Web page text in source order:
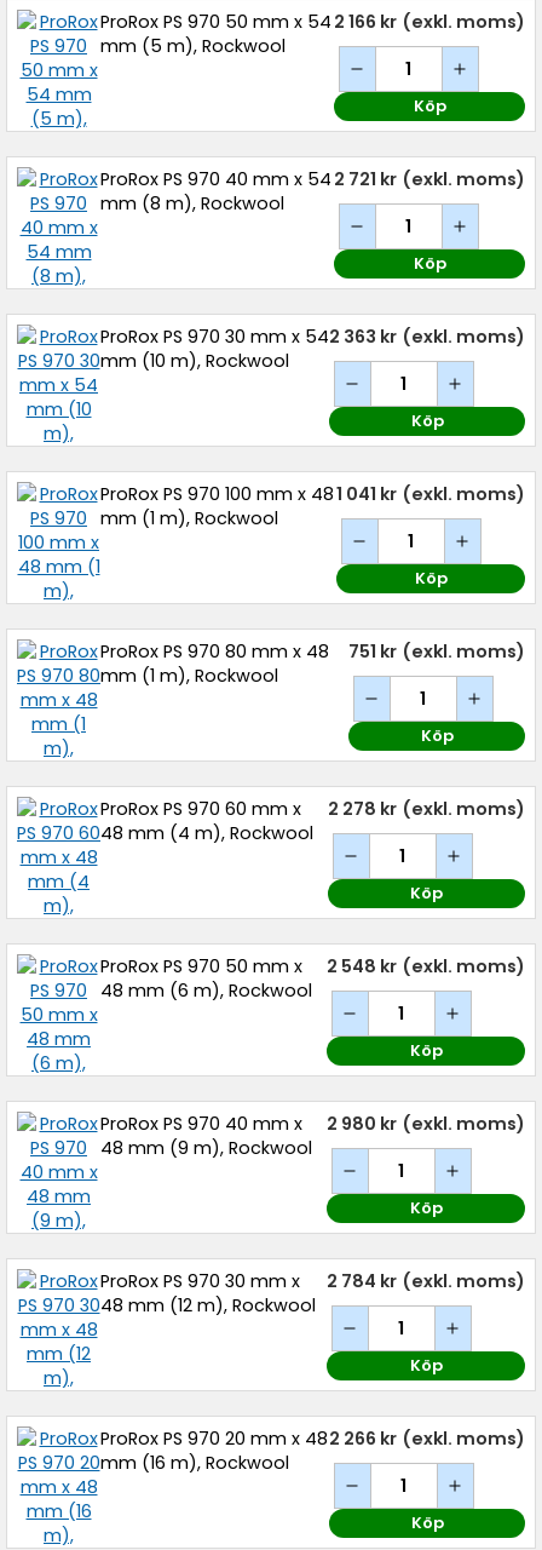
ProRox PS 970 50 mm x 54
mm (5 m), Rockwool
2 166 kr (exkl. moms)
Köp
ProRox PS 970 40 mm x 54
mm (8 m), Rockwool
2 721 kr (exkl. moms)
Köp
ProRox PS 970 30 mm x 54
mm (10 m), Rockwool
2 363 kr (exkl. moms)
Köp
ProRox PS 970 100 mm x 48
mm (1 m), Rockwool
1 041 kr (exkl. moms)
Köp
ProRox PS 970 80 mm x 48
mm (1 m), Rockwool
751 kr (exkl. moms)
Köp
ProRox PS 970 60 mm x
48 mm (4 m), Rockwool
2 278 kr (exkl. moms)
Köp
ProRox PS 970 50 mm x
48 mm (6 m), Rockwool
2 548 kr (exkl. moms)
Köp
ProRox PS 970 40 mm x
48 mm (9 m), Rockwool
2 980 kr (exkl. moms)
Köp
ProRox PS 970 30 mm x
48 mm (12 m), Rockwool
2 784 kr (exkl. moms)
Köp
ProRox PS 970 20 mm x 48
mm (16 m), Rockwool
2 266 kr (exkl. moms)
Köp